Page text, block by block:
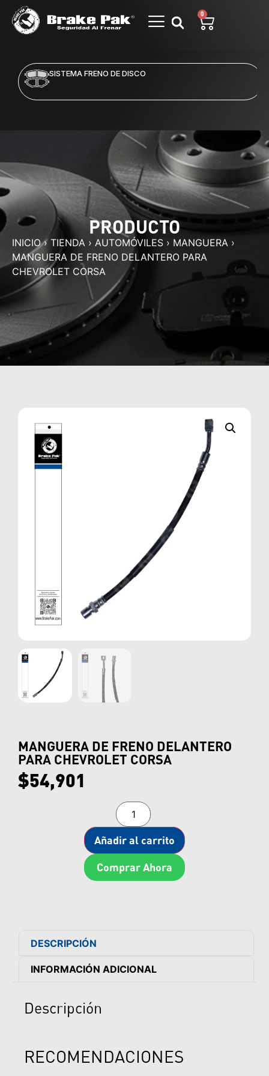
0
SISTEMA FRENO DE DISCO
PRODUCTO
INICIO› TIENDA › AUTOMÓVILES › MANGUERA ›
MANGUERA DE FRENO DELANTERO PARA
CHEVROLET CORSA
MANGUERA DE FRENO DELANTERO
PARA CHEVROLET CORSA
$54,901
Añadir al carrito
Comprar Ahora
DESCRIPCIÓN
INFORMACIÓN ADICIONAL
Descripción
RECOMENDACIONES